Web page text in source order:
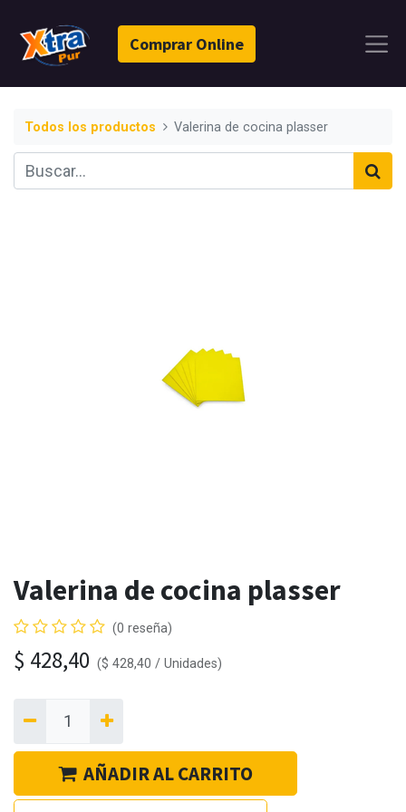
Comprar Online
Todos los productos Valerina de cocina plasser
Valerina de cocina plasser
(0 reseña)
$ 428,40 ($ 428,40 / Unidades)
AÑADIR AL CARRITO